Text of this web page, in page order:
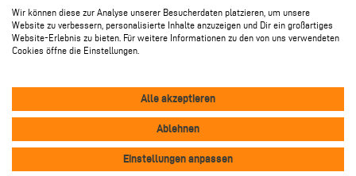
menu
Datenschutz Kontakt
Wir können diese zur Analyse unserer Besucherdaten platzieren, um unsere
Website zu verbessern, personalisierte Inhalte anzuzeigen und Dir ein großartiges
Website-Erlebnis zu bieten. Für weitere Informationen zu den von uns verwendeten
Cookies öffne die Einstellungen.
Alle akzeptieren
Ablehnen
Einstellungen anpassen